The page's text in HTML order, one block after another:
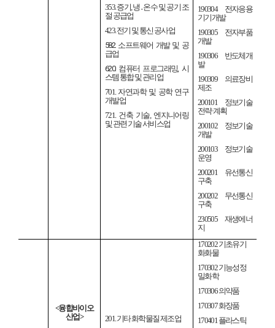
353.증기,냉․온수 및 공기 조
절 공급업
423.전기 및 통신 공사업
582. 소프트웨어 개발 및 공
급업
620. 컴퓨터 프로그래밍, 시
스템 통합 및 관리업
701. 자연과학 및 공학 연구
개발업
721. 건축 기술, 엔지니어링
및 관련 기술 서비스업
190304 전자응용
기기개발
190305 전자부품
개발
190306 반도체개
발
190309 의료장비
제조
200101 정보기술
전략·계획
200102 정보기술
개발
200103 정보기술
운영
200201 유선통신
구축
200202 무선통신
구축
230505 재생에너
지
<융합바이오
산업> 201.기타 화학물질 제조업
170202기초유기
화화물
170302기능성정
밀화학
170306의약품
170307화장품
170401플라스틱